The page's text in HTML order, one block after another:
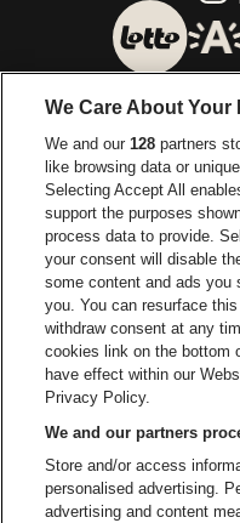
Ga naar
Ga naar
Ga naar
Lotto Arena
BTW (BE)
We Care About Your
We and our128 partners
like browsing data or
Selecting Accept All
support the purposes
process data to provide.
your consent will disable
some content and ads you
you. You can resurface
withdraw consent at any
cookies link on the bottom
have effect within our
Privacy Policy.
We and our partners
Store and/or access
personalised advertising.
advertising and content